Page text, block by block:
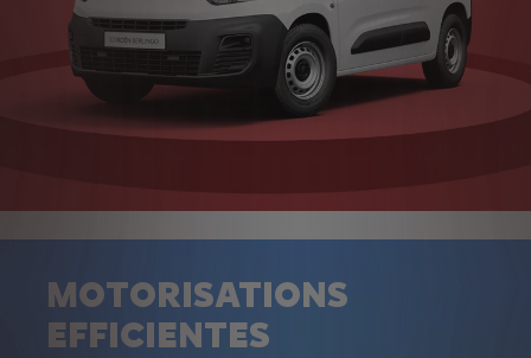
MOTORISATIONS
EFFICIENTES